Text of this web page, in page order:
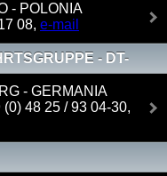
- POLONIA
08, e-mail
- DT-
- GERMANIA
48 25 / 93 04-30,